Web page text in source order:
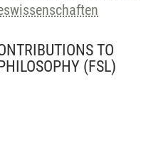
TO
(FSL)